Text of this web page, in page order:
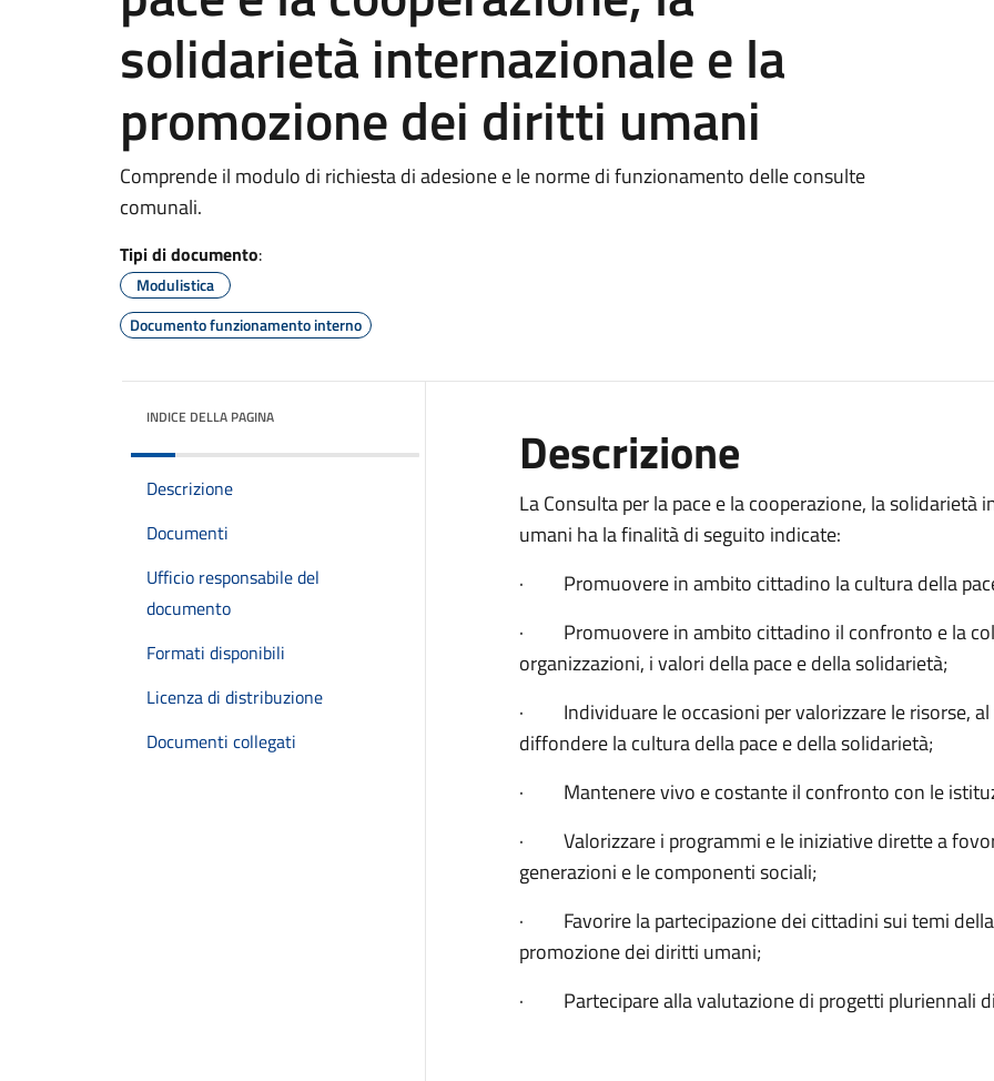
solidarietà internazionale e la
promozione dei diritti umani
Comprende il modulo di richiesta di adesione e le norme di funzionamento delle consulte
comunali.
Tipi di documento:
Modulistica
Documento funzionamento interno
INDICE DELLA PAGINA
Descrizione
Documenti
Ufficio responsabile del
documento
Formati disponibili
Licenza di distribuzione
Documenti collegati
Descrizione
La Consulta per la pace e la cooperazione, la
umani ha la finalità di seguito indicate:
· Promuovere in ambito cittadino la cultura della
· Promuovere in ambito cittadino il confronto e la
organizzazioni, i valori della pace e della solidarietà;
· Individuare le occasioni per valorizzare le risorse,
diffondere la cultura della pace e della solidarietà;
· Mantenere vivo e costante il confronto con le
· Valorizzare i programmi e le iniziative dirette a
generazioni e le componenti sociali;
· Favorire la partecipazione dei cittadini sui temi della
promozione dei diritti umani;
· Partecipare alla valutazione di progetti pluriennali